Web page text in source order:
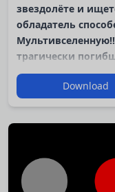
звездолёте и
обладатель
трагически
серебристый
реальности - пора
Игра с
и двумя уровнями
значительное
шестой частью.
Download